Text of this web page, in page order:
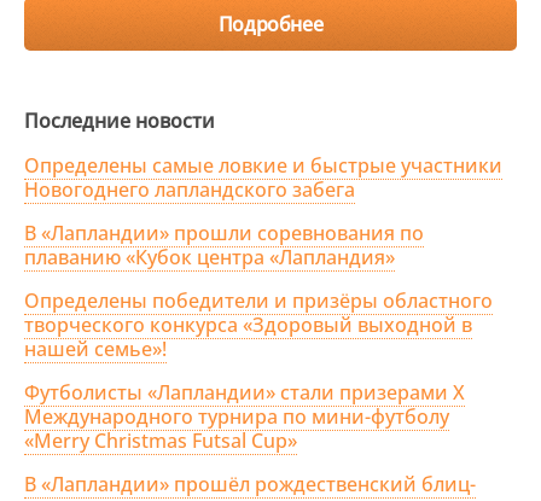
Подробнее
Последние новости
Определены самые ловкие и быстрые участники
Новогоднего лапландского забега
В «Лапландии» прошли соревнования по
плаванию «Кубок центра «Лапландия»
Определены победители и призёры областного
творческого конкурса «Здоровый выходной в
нашей семье»!
Футболисты «Лапландии» стали призерами X
Международного турнира по мини-футболу
«Merry Christmas Futsal Cup»
В «Лапландии» прошёл рождественский блиц-